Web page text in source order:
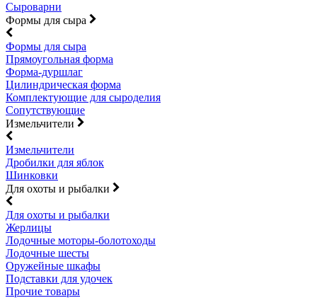
Сыроварни
Формы для сыра
Формы для сыра
Прямоугольная форма
Форма-дуршлаг
Цилиндрическая форма
Комплектующие для сыроделия
Сопутствующие
Измельчители
Измельчители
Дробилки для яблок
Шинковки
Для охоты и рыбалки
Для охоты и рыбалки
Жерлицы
Лодочные моторы-болотоходы
Лодочные шесты
Оружейные шкафы
Подставки для удочек
Прочие товары